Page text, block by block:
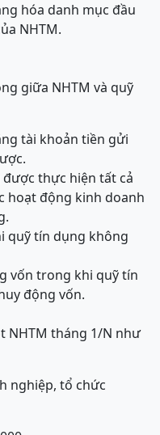
hóa danh mục đầu
NHTM.
giữa NHTM và quỹ
tài khoản tiền gửi
được thực hiện tất cả
hoạt động kinh doanh
quỹ tín dụng không
vốn trong khi quỹ tín
động vốn.
NHTM tháng 1/N như
nghiệp, tổ chức